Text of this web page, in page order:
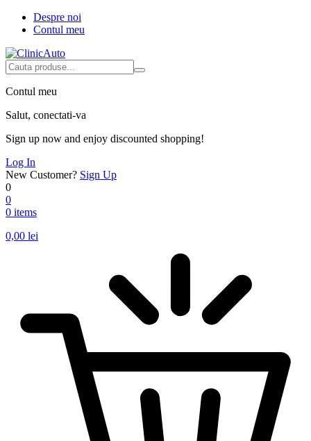
Despre noi
Contul meu
Contul meu
Salut, conectati-va
Sign up now and enjoy discounted shopping!
Log In
New Customer? Sign Up
0
0
0 items
0,00 lei